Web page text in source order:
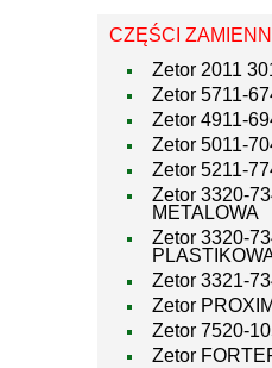
CZĘŚCI
Zetor 2011
Zetor 5711-
Zetor 4911-
Zetor 5011-
Zetor 5211-
Zetor 3320-
METALOWA
Zetor 3320-
Zetor 3321-
Zetor
Zetor 7520-
Zetor